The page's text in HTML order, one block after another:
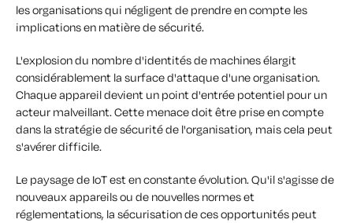
les organisations qui négligent de prendre en compte les
implications en matière de sécurité.
L'explosion du nombre d'identités de machines élargit
considérablement la surface d'attaque d'une organisation.
Chaque appareil devient un point d'entrée potentiel pour un
acteur malveillant. Cette menace doit être prise en compte
dans la stratégie de sécurité de l'organisation, mais cela peut
s'avérer difficile.
Le paysage de IoT est en constante évolution. Qu'il s'agisse de
nouveaux appareils ou de nouvelles normes et
réglementations, la sécurisation de ces opportunités peut